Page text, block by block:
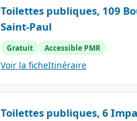
Toilettes publiques, 109
Saint-Paul
Gratuit Accessible PMR
Voir la ficheItinéraire
Toilettes publiques, 6